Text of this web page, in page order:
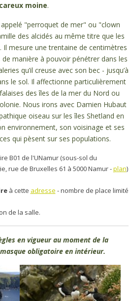
moine.
"perroquet de mer" ou "clown
des alcidés au même titre que les
Il mesure une trentaine de centimètres
manière à pouvoir pénétrer dans les
qu’il creuse avec son bec - jusqu’à
le sol. Il affectionne particulièrement
des îles de la mer du Nord ou
Nous irons avec Damien Hubaut
oiseau sur les îles Shetland en
environnement, son voisinage et ses
qui pèsent sur ses populations.
B01 de l'UNamur (sous-sol du
rue de Bruxelles 61 à 5000 Namur -plan)
à cette adresse - nombre de place limité
de la salle.
en vigueur au moment de la
obligatoire en intérieur.